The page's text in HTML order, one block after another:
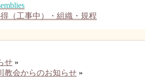
（工事中）・組織・規程
せ »
教会からのお知らせ »